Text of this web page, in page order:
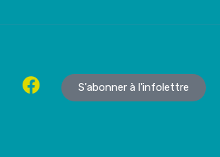
S'abonner à l'infolettre